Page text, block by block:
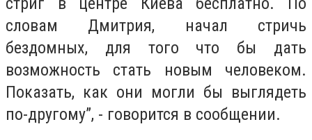
словам Дмитрия, начал стричь
бездомных, для того что бы дать
возможность стать новым человеком.
Показать, как они могли бы выглядеть
по-другому”, - говорится в сообщении.